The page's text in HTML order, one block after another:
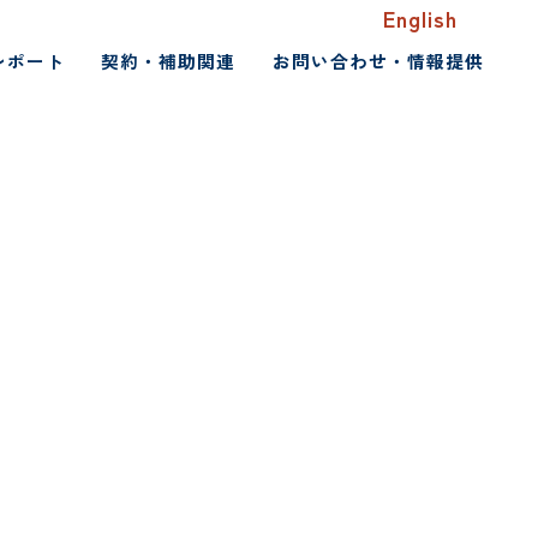
English
ート 契約・補助関連 お問い合わせ・情報提供